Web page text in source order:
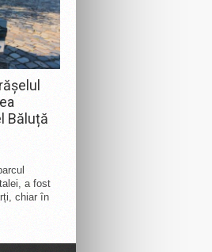
Băluță
a fost
chiar în